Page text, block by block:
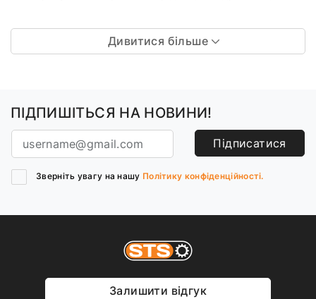
Дивитися більше
ПІДПИШІТЬСЯ НА НОВИНИ!
Підписатися
Зверніть увагу на нашу Політику конфіденційності.
Залишити відгук